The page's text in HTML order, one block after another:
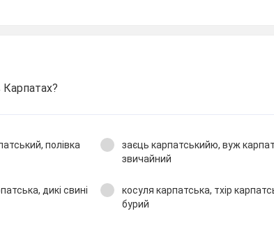
Карпатах?
полівка
заєць карпатськийю, вуж
звичайний
дикі свині
косуля карпатська, тхір
бурий